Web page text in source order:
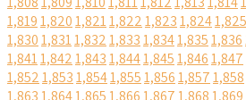
1,8191,8201,8211,8221,8231,8241,825
1,8301,8311,8321,8331,8341,8351,836
1,8411,8421,8431,8441,8451,8461,847
1,8521,8531,8541,8551,8561,8571,858